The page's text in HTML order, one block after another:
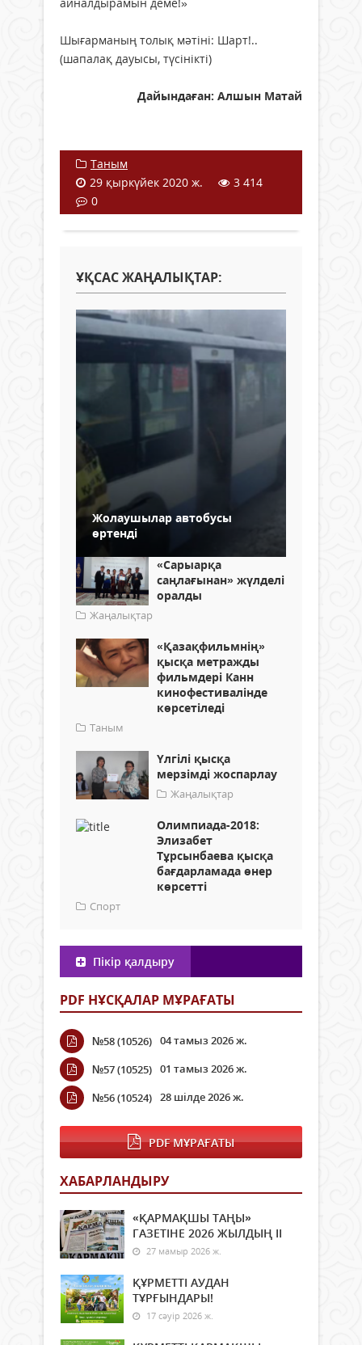
Шығарманың толық мәтіні: Шарт!..
(шапалақ дауысы, түсінікті)
Дайындаған: Алшын Матай
Таным
29 қыркүйек 2020 ж.
3 414
0
ҰҚСАС ЖАҢАЛЫҚТАР:
Жолаушылар автобусы
өртенді
«Сарыарқа
саңлағынан» жүлделі
оралды
Жаңалықтар
«Қазақфильмнің»
қысқа метражды
фильмдері Канн
кинофестивалінде
көрсетіледі
Таным
Үлгілі қысқа
мерзімді жоспарлау
Жаңалықтар
Олимпиада-2018:
Элизабет
Тұрсынбаева қысқа
бағдарламада өнер
көрсетті
Спорт
Пікір қалдыру
PDF НҰСҚАЛАР МҰРАҒАТЫ
№58 (10526) 04 тамыз 2026 ж.
№57 (10525) 01 тамыз 2026 ж.
№56 (10524) 28 шілде 2026 ж.
PDF МҰРАҒАТЫ
ХАБАРЛАНДЫРУ
«ҚАРМАҚШЫ ТАҢЫ»
ГАЗЕТІНЕ 2026 ЖЫЛДЫҢ ІI
27 мамыр 2026 ж.
ҚҰРМЕТТІ АУДАН
ТҰРҒЫНДАРЫ!
17 сәуір 2026 ж.